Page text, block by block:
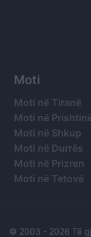
Moti
Moti në Tiranë
Moti në
Moti në Shkup
Moti në Durrës
Moti në Prizren
Moti në Tetovë
© 2003 - 2026 Të